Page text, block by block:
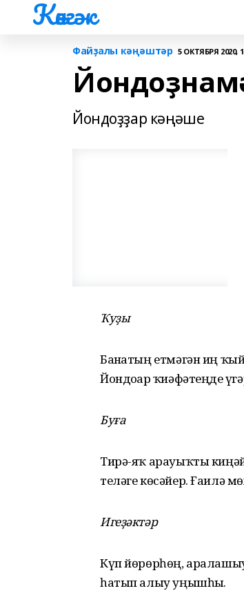
Көнгәк
Файҙалы кәңәштәр 5 ОКТЯБРЯ 2020,
Йондоҙҙар кәңәше
Ҡуҙы
Баҙнатың етмәгән иң
Йондоҙҙар ҡиәфәтеңде
Буға
Тирә-яҡ арауыҡты
теләге көсәйер. Ғаилә
Игеҙәктәр
Күп йөрөрһөң,
һатып алыу уңышһыҙ.